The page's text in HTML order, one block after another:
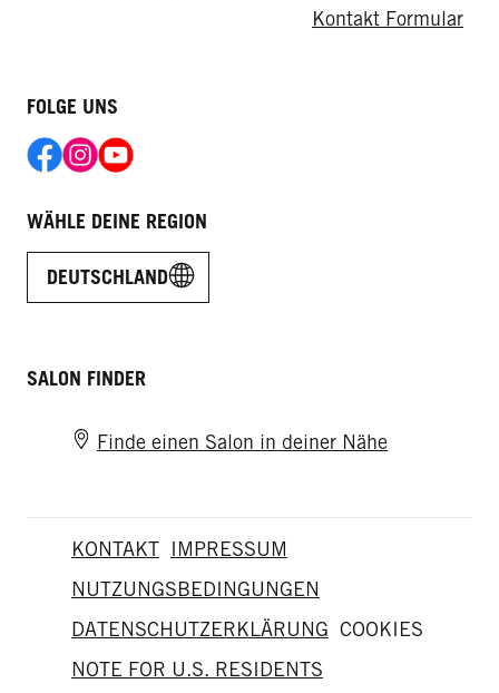
Kontakt Formular
FOLGE UNS
WÄHLE DEINE REGION
DEUTSCHLAND
SALON FINDER
Finde einen Salon in deiner Nähe
KONTAKT IMPRESSUM
NUTZUNGSBEDINGUNGEN
DATENSCHUTZERKLÄRUNG COOKIES
NOTE FOR U.S. RESIDENTS